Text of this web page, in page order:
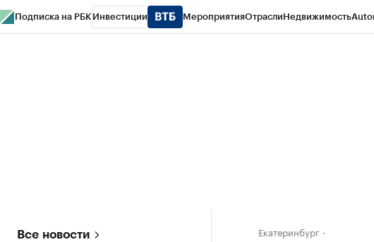
Подписка на РБК Инвестиции МероприятияОтраслиНедвижимость
Все новости Екатеринбург